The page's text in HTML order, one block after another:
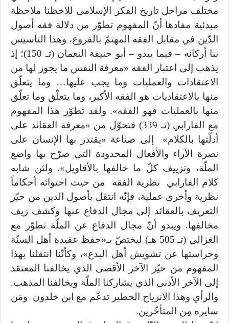
مختلف مراحل تاريخ الفكر الإسلامي للاحظنا ملاحظة
مبدئية مفادها أنّ المفهوم تطوّر من دلالة فقه أصول
الدّين في مقابل الفقه المهتمّ بالفروع، وهذا التأسيس
بنا أركانه – فيما يبدو – أبو حنيفة النعمان (تـ 150)؛ إذ
يذهب إلى اعتبار الفقه «معرفة النفس ما يجوز لها من
الاعتقادات والعمليات وما يجب عليها… وما يتعلّق
منها بالاعتقاديات هو الفقه الأكبر، وما يتعلّق وما تعلّق
منها بالعمليات فهو الفقه». ولقد تطوّر هذا المفهوم
مع الفارابي (تـ 339) فتحوّل من «معرفة العقائد على
أدلّتها بالكلام» إلى صناعة «يقتدر بها الإنسان على
نصرة الآراء والأفعال المحدودة التي صرّح بها واضع
الملّة، وتزييف كلّ ما خالفها بالأقاويل». ولئن شابه
كلام الفارابي نظرية الفقه من حيث احتوائه أحكاماً
نظرية وأخرى عملية، فإنّه انتقل بأصول الدين من حيّز
التعريف بالعقائد إلى مجال الدفاع عنها وكشف زيف
مخالفها. ويبدو أنّ مجال الدفاع عن الملّة تطوّر مع
الغزالي (تـ 505 هـ) ليختصّ بـ«حفظ عقيدة أهل السنّة
وحراستها عن تشويش أهل البدع»، وكأنّنا انتقلنا بهذا
المفهوم من حيّز الآخر الأقصى الذي يخالفنا المعتقد
إلى الآخر الأدنى الذي يشاركنا الملّة ويخالفنا المذهب.
والرأي وهذا الانزياح الخطير تدعّم مع ابن خلدون ومَن
سايره مِن المتأخّرين.